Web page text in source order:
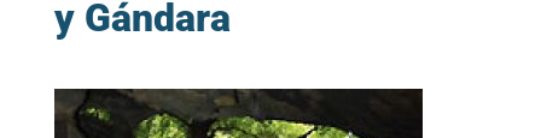
y Gándara